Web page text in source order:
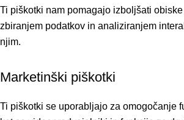
Ti piškotki nam pomagajo izboljšati
zbiranjem podatkov in analiziranjem
njim.
Marketinški piškotki
Ti piškotki se uporabljajo za omogočanje